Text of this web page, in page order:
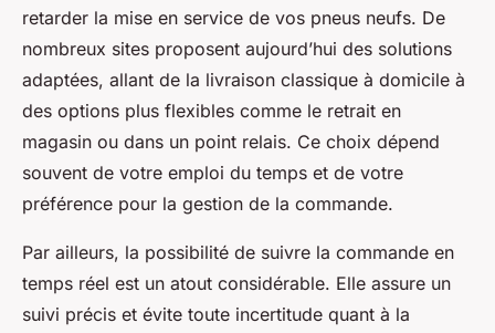
retarder la mise en service de vos pneus neufs. De
nombreux sites proposent aujourd’hui des solutions
adaptées, allant de la livraison classique à domicile à
des options plus flexibles comme le retrait en
magasin ou dans un point relais. Ce choix dépend
souvent de votre emploi du temps et de votre
préférence pour la gestion de la commande.
Par ailleurs, la possibilité de suivre la commande en
temps réel est un atout considérable. Elle assure un
suivi précis et évite toute incertitude quant à la